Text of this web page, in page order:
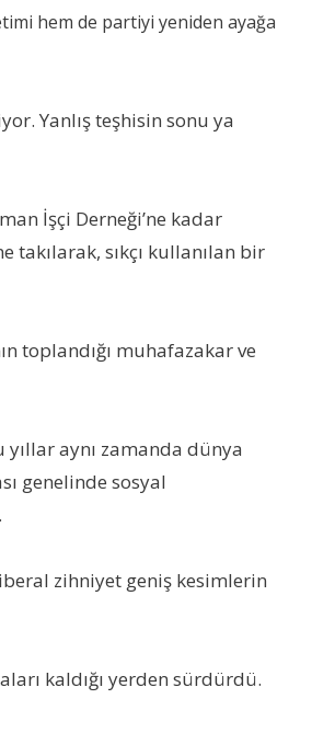
hem de partiyi yeniden ayağa
Yanlış teşhisin sonu ya
İşçi Derneği’ne kadar
sıkçı kullanılan bir
toplandığı muhafazakar ve
yıllar aynı zamanda dünya
genelinde sosyal
zihniyet geniş kesimlerin
kaldığı yerden sürdürdü.